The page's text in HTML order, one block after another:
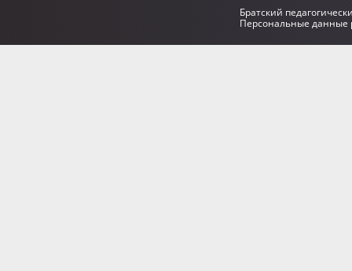
Братский
Персональные данные